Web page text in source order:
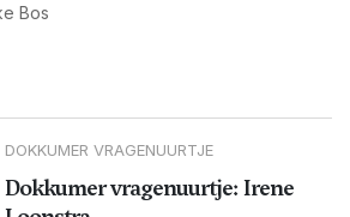
Bos
DOKKUMER VRAGENUURTJE
Dokkumer vragenuurtje: Irene